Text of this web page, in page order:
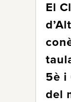
El
5è i
del